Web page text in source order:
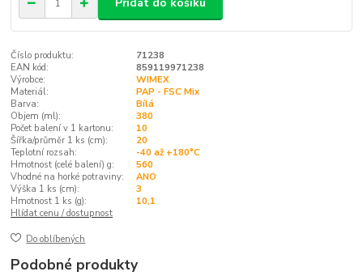
Přidat do košíku
Číslo produktu:
71238
EAN kód:
859119971238
Výrobce:
WIMEX
Materiál:
PAP - FSC Mix
Barva:
Bílá
Objem (ml):
380
Počet balení v 1 kartonu:
10
Šířka/průměr 1 ks (cm):
20
Teplotní rozsah:
-40 až +180°C
Hmotnost (celé balení) g:
560
Vhodné na horké potraviny:
ANO
Výška 1 ks (cm):
3
Hmotnost 1 ks (g):
10,1
Hlídat cenu / dostupnost
Do oblíbených
Podobné produkty